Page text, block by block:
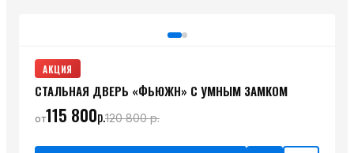
АКЦИЯ
СТАЛЬНАЯ ДВЕРЬ «ФЬЮЖН» С УМНЫМ ЗАМКОМ
от115 800р.120 800р.